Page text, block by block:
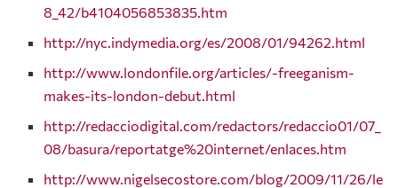
8_42/b4104056853835.htm
http://nyc.indymedia.org/es/2008/01/94262.html
http://www.londonfile.org/articles/-freeganism-
makes-its-london-debut.html
http://redacciodigital.com/redactors/redaccio01/07_
08/basura/reportatge%20internet/enlaces.htm
http://www.nigelsecostore.com/blog/2009/11/26/le